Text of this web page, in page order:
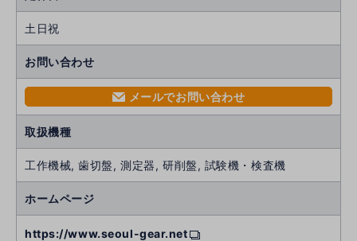
土日祝
お問い合わせ
mail メールでお問い合わせ
取扱機種
工作機械, 歯切盤, 測定器, 研削盤, 試験機・検査機
ホームページ
https://www.seoul-gear.net